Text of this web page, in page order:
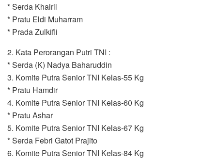
* Serda Khairil
* Pratu Eldi Muharram
* Prada Zulkifli
2. Kata Perorangan Putri TNI :
* Serda (K) Nadya Baharuddin
3. Komite Putra Senior TNI Kelas-55 Kg
* Pratu Hamdir
4. Komite Putra Senior TNI Kelas-60 Kg
* Pratu Ashar
5. Komite Putra Senior TNI Kelas-67 Kg
* Serda Febri Gatot Prajito
6. Komite Putra Senior TNI Kelas-84 Kg